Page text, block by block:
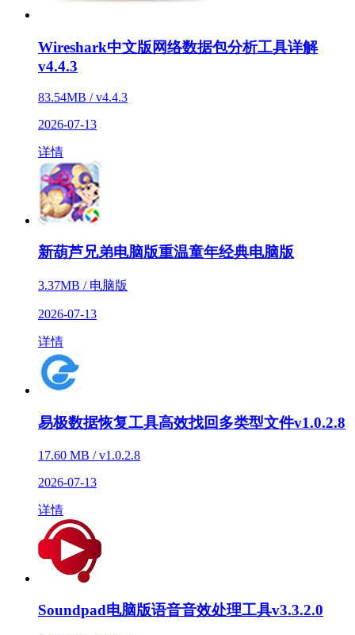
Wireshark中文版网络数据包分析工具详解
v4.4.3
83.54MB / v4.4.3
2026-07-13
详情
新葫芦兄弟电脑版重温童年经典电脑版
3.37MB / 电脑版
2026-07-13
详情
易极数据恢复工具高效找回多类型文件v1.0.2.8
17.60 MB / v1.0.2.8
2026-07-13
详情
Soundpad电脑版语音音效处理工具v3.3.2.0